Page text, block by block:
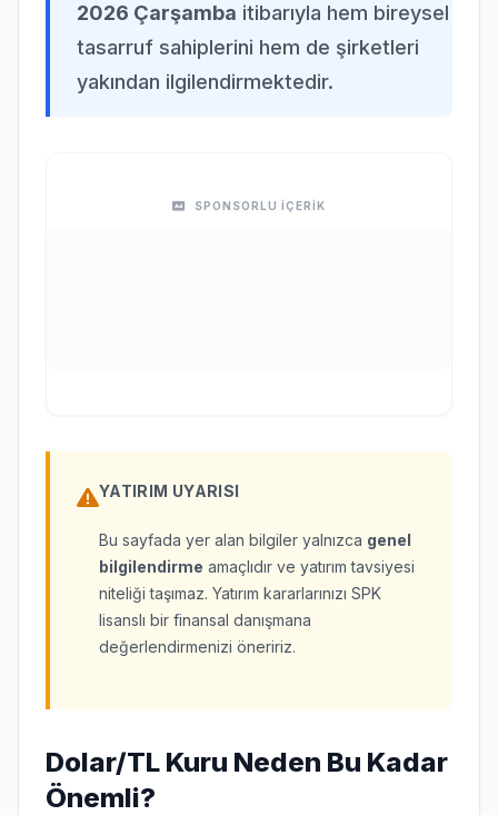
2026 Çarşamba itibarıyla hem bireysel
tasarruf sahiplerini hem de şirketleri
yakından ilgilendirmektedir.
SPONSORLU İÇERİK
YATIRIM UYARISI
Bu sayfada yer alan bilgiler yalnızca genel
bilgilendirme amaçlıdır ve yatırım tavsiyesi
niteliği taşımaz. Yatırım kararlarınızı SPK
lisanslı bir finansal danışmana
değerlendirmenizi öneririz.
Dolar/TL Kuru Neden Bu Kadar
Önemli?